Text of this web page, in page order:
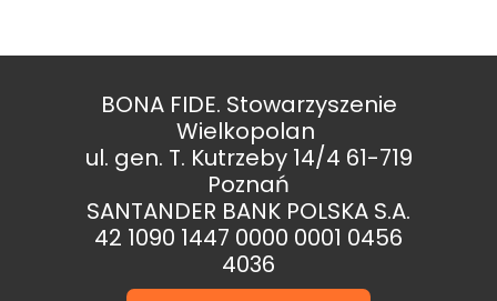
BONA FIDE. Stowarzyszenie
Wielkopolan
ul. gen. T. Kutrzeby 14/4 61-719
Poznań
SANTANDER BANK POLSKA S.A.
42 1090 1447 0000 0001 0456
4036